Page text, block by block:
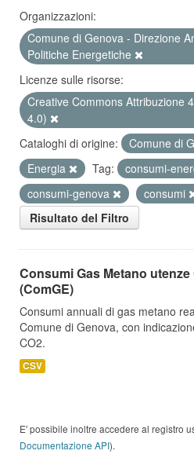
Organizzazioni:
Comune di Genova - Direzione
Politiche Energetiche
Licenze sulle risorse:
Creative Commons Attribuzione
4.0)
Cataloghi di origine:
Comune di
Energia
Tag:
consumi-
consumi-genova
consumi
Risultato del Filtro
Consumi Gas Metano
(ComGE)
Consumi annuali di gas metano
Comune di Genova, con
CO2.
CSV
E' possibile inoltre accedere al registro
Documentazione API).